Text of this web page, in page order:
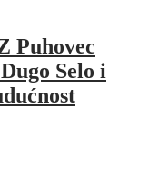
Puhovec
Selo i